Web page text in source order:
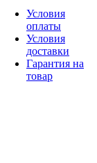
Условия
оплаты
Условия
доставки
Гарантия на
товар